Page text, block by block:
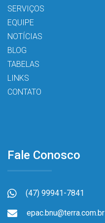
SERVIÇOS
EQUIPE
NOTÍCIAS
BLOG
TABELAS
LINKS
CONTATO
Fale Conosco
(47) 99941-7841
epac.bnu@terra.com.br